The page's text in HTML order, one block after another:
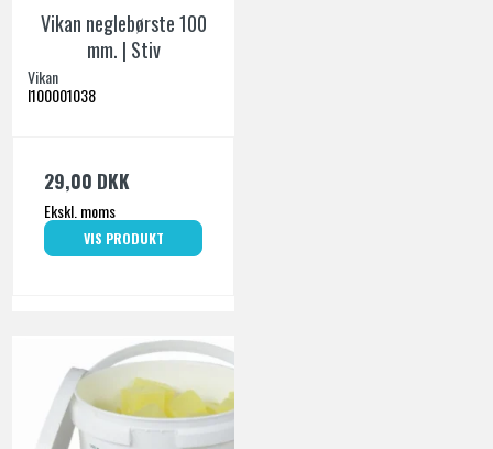
Vikan neglebørste 100
mm. | Stiv
Vikan
I100001038
29,00 DKK
Ekskl. moms
VIS PRODUKT